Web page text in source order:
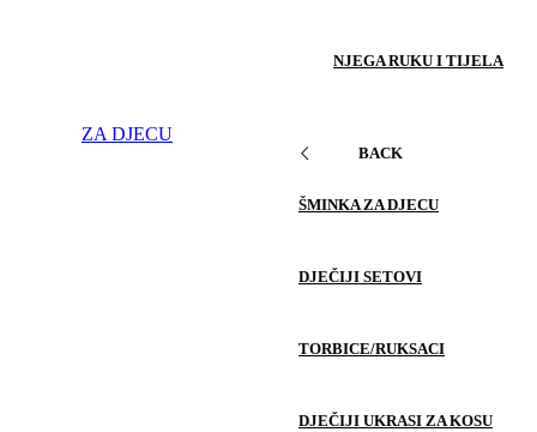
NJEGA RUKU I TIJELA
ZA DJECU
BACK
ŠMINKA ZA DJECU
DJEČIJI SETOVI
TORBICE/RUKSACI
DJEČIJI UKRASI ZA KOSU